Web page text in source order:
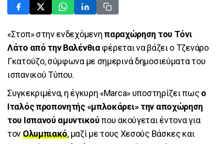
«Στοπ» στην ενδεχόμενηπαραχώρηση του Τόνι
Λάτο από την Βαλένθιαφέρεται να βάζει ο Τζενάρο
Γκατούζο, σύμφωνα με σημερινά δημοσιεύματα του
ισπανικού Τύπου.
Συγκεκριμένα, η έγκυρη «Marca» υποστηρίζει πως ο
Ιταλός προπονητής «μπλοκάρει» την αποχώρηση
του Ισπανού αμυντικούπου ακούγεται έντονα για
τονΟλυμπιακό, μαζί με τους Χεσούς Βάσκες και